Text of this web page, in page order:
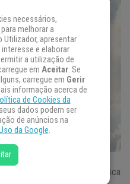
22 de dezembro, Santa Francisca
necessários,
melhorar a
Utilizador, apresentar
e elaborar
a utilização de
em Aceitar. Se
carregue em Gerir
informação acerca de
de Cookies da
dados podem ser
de anúncios na
da Google.